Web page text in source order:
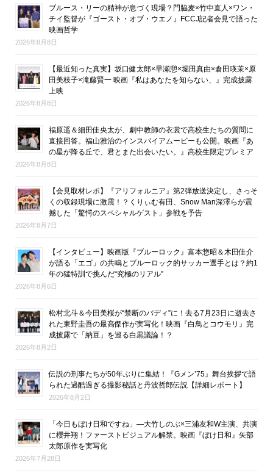
ブルース・リーの精神が息づく現場？門脇麦×竹中直人×ワン・
チイ監督が『ゴースト・オブ・ウエノ』FCCJ記者会見で語った
映画哲学
2026年8月8日
【最近知った真実】坂口健太郎×早瀬憩×堀田真由×倉田瑛茉×原
田美枝子×滝藤賢一 映画『私はあなたを知らない、』完成披露
上映
2026年8月8日
福原遥＆細田佳央太が、劇中教師の衣裳で高校生たちの質問に
直接回答。福山雅治のインスパイアムービーも公開。映画『あ
の星が降る丘で、君とまた出会いたい。』高校生限定プレミア
2026年8月8日
【会見取材レポ】『アリフォルニア』第2弾放送決定し、さっそ
くの収録現場に激震！？くりぃむ有田、Snow Man深澤らが震
撼した「驚愕のスペシャルゲスト」参戦を予告
2026年8月7日
【インタビュー】映画版『ブルーロック』富本惣昭＆木田佳介
が語る「エゴ」の共鳴とブルーロック的サッカー選手とは？約1
年の猛特訓で挑んだ“究極のリアル”
2026年8月6日
松村北斗＆今田美桜が“禁断のバディ”に！去る7月23日に逝去さ
れた東野圭吾の最高傑作が実写化！映画『白鳥とコウモリ』完
成披露で「納豆」を巡る白黒議論！？
2026年8月2日
伝説の刑事たちが50年ぶりに集結！『Gメン’75』舞台挨拶で語
られた過酷過ぎる撮影秘話と丹波哲郎伝説【詳細レポート】
2026年8月2日
「今日もぼけ日和ですね」―大竹しのぶ×三浦友和W主演、共演
に櫻井翔！ファーストビジュアル解禁。映画『ぼけ日和』矢部
太郎原作を実写化
2026年7月28日